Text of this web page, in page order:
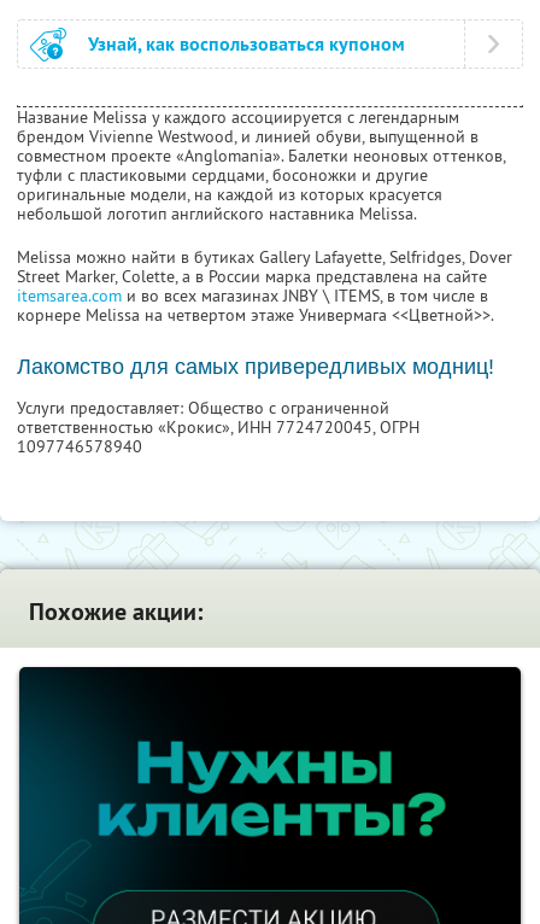
Узнай, как воспользоваться купоном
Название Melissa у каждого ассоциируется с легендарным
брендом Vivienne Westwood, и линией обуви, выпущенной в
совместном проекте «Anglomania». Балетки неоновых оттенков,
туфли с пластиковыми сердцами, босоножки и другие
оригинальные модели, на каждой из которых красуется
небольшой логотип английского наставника Melissa.
Melissa можно найти в бутиках Gallery Lafayette, Selfridges, Dover
Street Marker, Colette, а в России марка представлена на сайте
itemsarea.com и во всех магазинах JNBY \ ITEMS, в том числе в
корнере Melissa на четвертом этаже Универмага <<Цветной>>.
Лакомство для самых привередливых модниц!
Услуги предоставляет: Общество с ограниченной
ответственностью «Крокис», ИНН 7724720045, ОГРН
1097746578940
Похожие акции: